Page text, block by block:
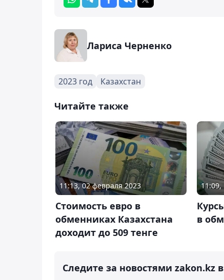
Лариса Черненко
2023 год Казахстан
Читайте также
11:13, 02 февраля 2023
Стоимость евро в
обменниках Казахстана
доходит до 509 тенге
11:09,
в
Следите за новостями zakon.kz